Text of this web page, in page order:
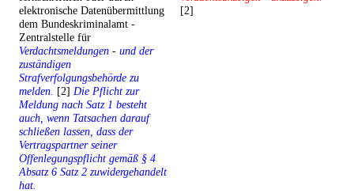
elektronische Datenübermittlung
dem Bundeskriminalamt -
Zentralstelle für
Verdachtsmeldungen - und der
zuständigen
Strafverfolgungsbehörde zu
melden. [2] Die Pflicht zur
Meldung nach Satz 1 besteht
auch, wenn Tatsachen darauf
schließen lassen, dass der
Vertragspartner seiner
Offenlegungspflicht gemäß § 4
Absatz 6 Satz 2 zuwidergehandelt
hat.
[2]